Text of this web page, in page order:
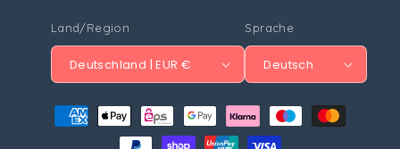
Land/Region
Deutschland | EUR €
Sprache
Deutsch
Zahlungsmethoden